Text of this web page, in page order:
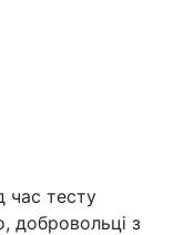
час тесту
добровольці з